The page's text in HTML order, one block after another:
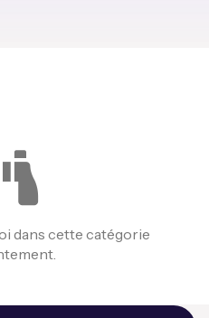
dans cette catégorie